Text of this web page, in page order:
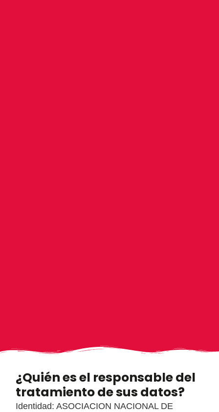
¿Quién es el responsable del
tratamiento de sus datos?
Identidad: ASOCIACION NACIONAL DE